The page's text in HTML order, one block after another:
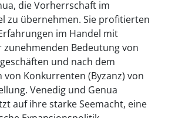
die Vorherrschaft im
zu übernehmen. Sie profitierten
im Handel mit
zunehmenden Bedeutung von
und nach dem
Konkurrenten (Byzanz) von
Venedig und Genua
auf ihre starke Seemacht, eine